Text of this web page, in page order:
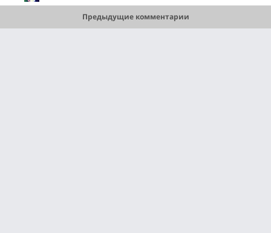
Предыдущие комментарии